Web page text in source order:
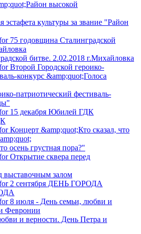
эстафета культуры за звание "Район
битве. 2.02.2018 г.Михайловка
патриотический фестиваль-
осень грустная пора?"
выставочным залом
и верности. День Петра и